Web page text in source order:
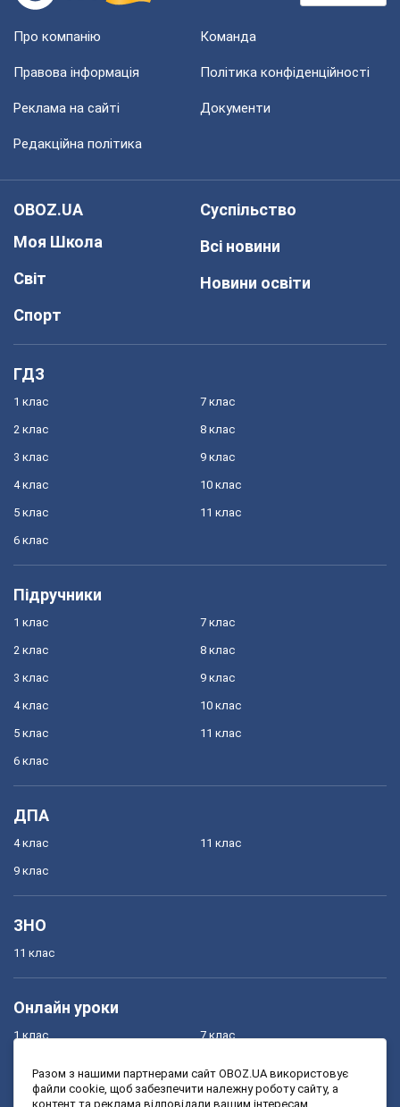
Про компанію Команда
Правова інформація Політика конфіденційності
Реклама на сайті Документи
Редакційна політика
OBOZ.UA
Моя Школа
Світ
Спорт
Суспільство
Всі новини
Новини освіти
ГДЗ
1 клас
2 клас
3 клас
4 клас
5 клас
6 клас
7 клас
8 клас
9 клас
10 клас
11 клас
Підручники
1 клас
2 клас
3 клас
4 клас
5 клас
6 клас
7 клас
8 клас
9 клас
10 клас
11 клас
ДПА
4 клас
9 клас
11 клас
ЗНО
11 клас
Онлайн уроки
1 клас
3 клас
7 клас
9 клас
Разом з нашими партнерами сайт OBOZ.UA використовує
файли cookie, щоб забезпечити належну роботу сайту, а
контент та реклама відповідали вашим інтересам.